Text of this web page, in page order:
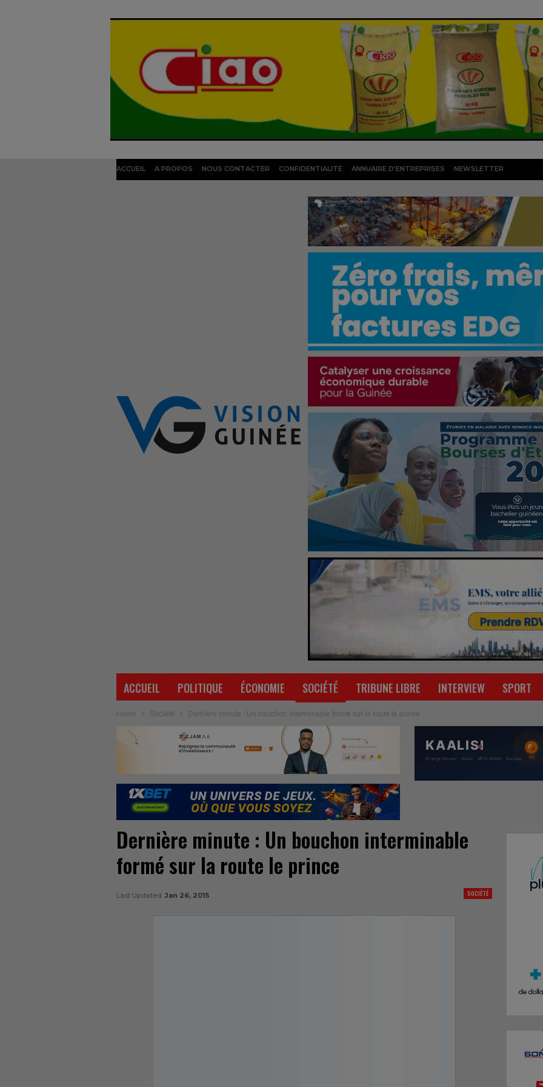
ACCUEIL A PROPOS NOUS CONTACTER CONFIDENTIALITÉ ANNUAIRE D’ENTREPRISES NEWSLETTER
ACCUEIL POLITIQUE ÉCONOMIE SOCIÉTÉ TRIBUNE LIBRE INTERVIEW SPORT
Home Société Dernière minute : Un bouchon interminable formé sur la route le prince
Dernière minute : Un bouchon interminable
formé sur la route le prince
SOCIÉTÉ
Last Updated Jan 26, 2015